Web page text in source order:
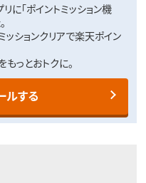
に「ポイントミッション機
ションクリアで楽天ポイン
っとおトクに。
ルする